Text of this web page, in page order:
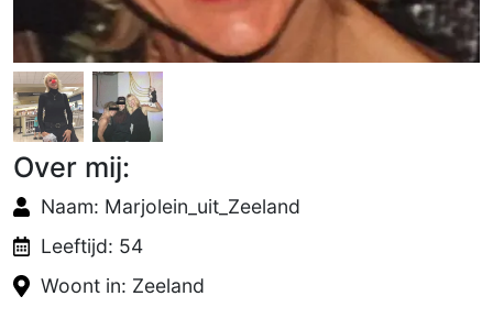
Over mij:
Naam: Marjolein_uit_Zeeland
Leeftijd: 54
Woont in: Zeeland